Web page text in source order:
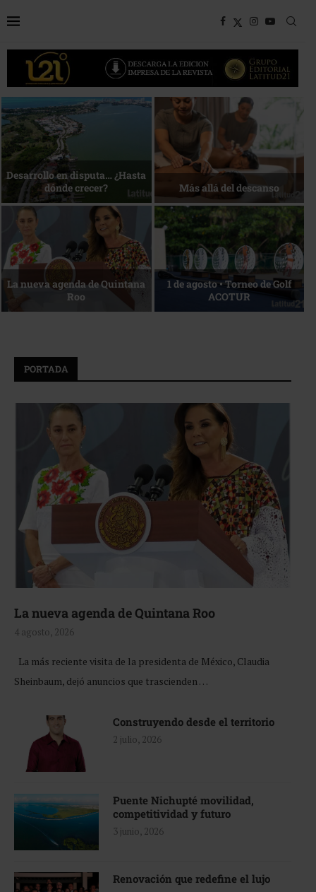
Bottega, un viaje servido a la
mesa
Energía que Impulsa la
competitividad
Reconocimiento de viajeros La esencia del servicio
PORTADA
La nueva agenda de Quintana Roo
4 agosto, 2026
La más reciente visita de la presidenta de México, Claudia
Sheinbaum, dejó anuncios que trascienden …
Construyendo desde el territorio
2 julio, 2026
Puente Nichupté movilidad,
competitividad y futuro
3 junio, 2026
Renovación que redefine el lujo